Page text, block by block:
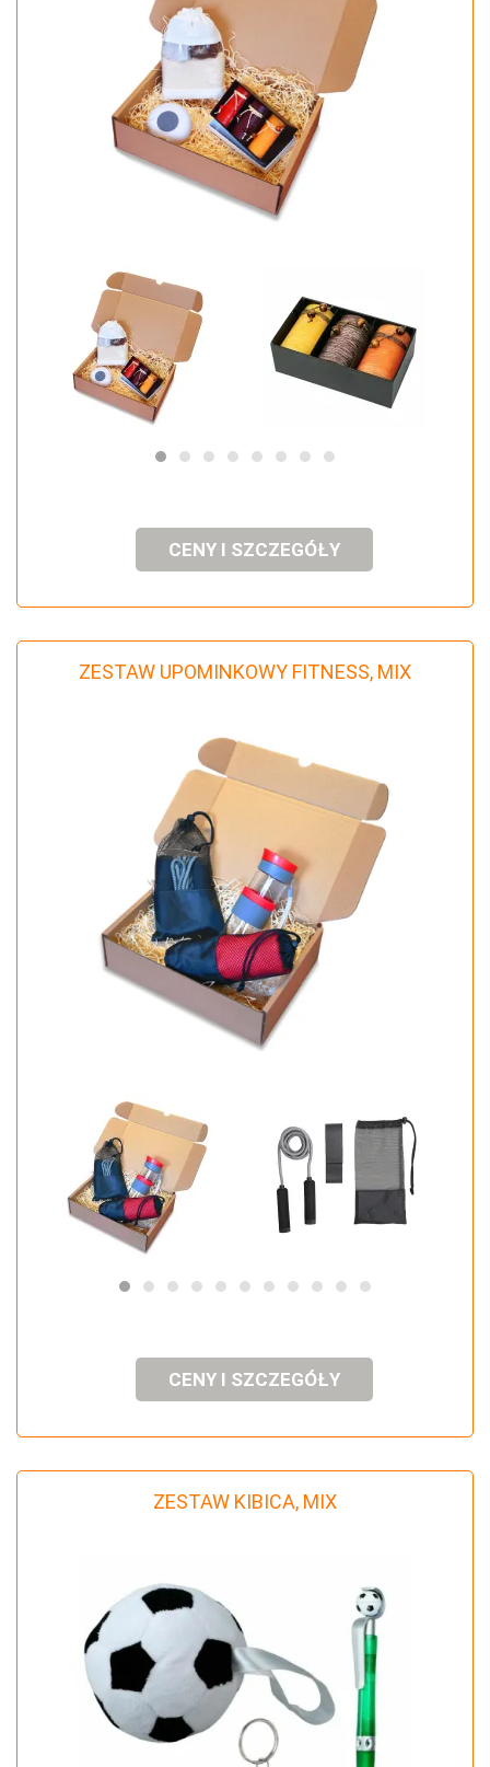
CENY I SZCZEGÓŁY
ZESTAW UPOMINKOWY FITNESS, MIX
CENY I SZCZEGÓŁY
ZESTAW KIBICA, MIX